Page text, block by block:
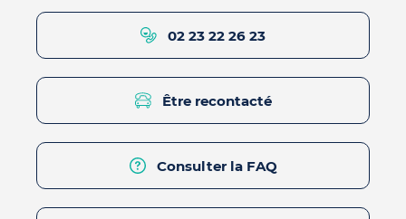
02 23 22 26 23
Être recontacté
Consulter la FAQ